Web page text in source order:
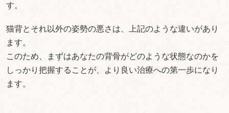
す。
猫背とそれ以外の姿勢の悪さは、上記のような違いがあり
ます。
このため、まずはあなたの背骨がどのような状態なのかを
しっかり把握することが、より良い治療への第一歩になり
ます。